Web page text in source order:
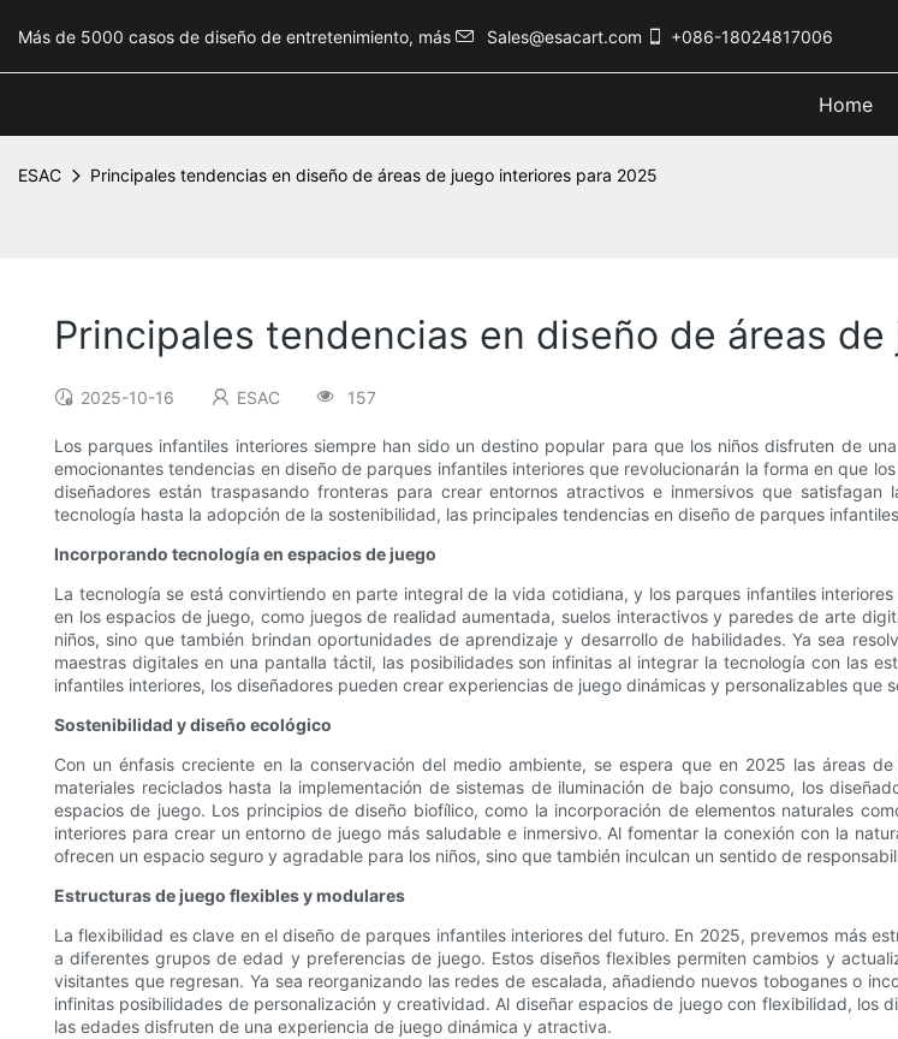
Más de 5000 casos de diseño de entretenimiento, más Sales@esacart.com +086-18024817006
Home
ESAC Principales tendencias en diseño de áreas de juego interiores para 2025
Principales tendencias en diseño de áreas
2025-10-16 ESAC 157
Los parques infantiles interiores siempre han sido un destino popular para que los niños disfruten de
emocionantes tendencias en diseño de parques infantiles interiores que revolucionarán la forma en que
diseñadores están traspasando fronteras para crear entornos atractivos e inmersivos que
tecnología hasta la adopción de la sostenibilidad, las principales tendencias en diseño de parques
Incorporando tecnología en espacios de juego
La tecnología se está convirtiendo en parte integral de la vida cotidiana, y los parques infantiles
en los espacios de juego, como juegos de realidad aumentada, suelos interactivos y paredes de arte
niños, sino que también brindan oportunidades de aprendizaje y desarrollo de habilidades. Ya sea
maestras digitales en una pantalla táctil, las posibilidades son infinitas al integrar la tecnología con las
infantiles interiores, los diseñadores pueden crear experiencias de juego dinámicas y personalizables
Sostenibilidad y diseño ecológico
Con un énfasis creciente en la conservación del medio ambiente, se espera que en 2025 las áreas
materiales reciclados hasta la implementación de sistemas de iluminación de bajo consumo, los
espacios de juego. Los principios de diseño biofílico, como la incorporación de elementos naturales
interiores para crear un entorno de juego más saludable e inmersivo. Al fomentar la conexión con la
ofrecen un espacio seguro y agradable para los niños, sino que también inculcan un sentido de
Estructuras de juego flexibles y modulares
La flexibilidad es clave en el diseño de parques infantiles interiores del futuro. En 2025, prevemos más
a diferentes grupos de edad y preferencias de juego. Estos diseños flexibles permiten cambios y
visitantes que regresan. Ya sea reorganizando las redes de escalada, añadiendo nuevos toboganes o
infinitas posibilidades de personalización y creatividad. Al diseñar espacios de juego con flexibilidad,
las edades disfruten de una experiencia de juego dinámica y atractiva.